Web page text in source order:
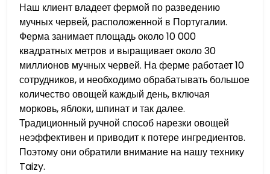
Наш клиент владеет фермой по разведению
мучных червей, расположенной в Португалии.
Ферма занимает площадь около 10 000
квадратных метров и выращивает около 30
миллионов мучных червей. На ферме работает 10
сотрудников, и необходимо обрабатывать большое
количество овощей каждый день, включая
морковь, яблоки, шпинат и так далее.
Традиционный ручной способ нарезки овощей
неэффективен и приводит к потере ингредиентов.
Поэтому они обратили внимание на нашу технику
Taizy.